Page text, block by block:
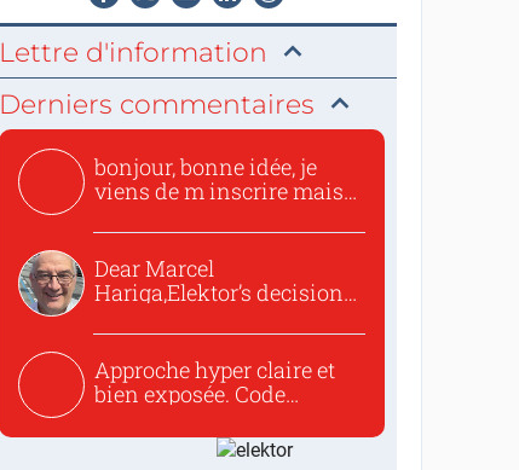
Lettre d'information
Derniers commentaires
bonjour, bonne idée, je
viens de m inscrire mais
Dear Marcel
Hariga,Elektor’s decision
Approche hyper claire et
bien exposée. Code